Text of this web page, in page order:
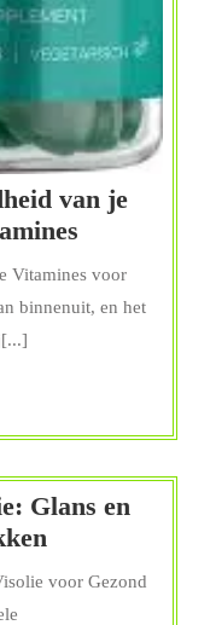
van je
van
Essentiële
Vitamines
Vitamines voor
binnenuit, en het
Glans en
voor Gezond